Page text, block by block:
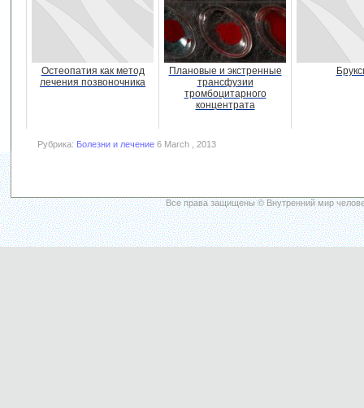
Остеопатия как метод
лечения позвоночника
Плановые и экстренные
трансфузии
тромбоцитарного
концентрата
Рубрика: Болезни и лечение 6 March , 2013
Все права защищены © Внутренний мир